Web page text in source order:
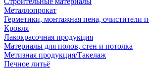
Металлопрокат
Герметики, монтажная пена, очистители
Кровля
Лакокрасочная продукция
Материалы для полов, стен и потолка
Метизная продукция/Такелаж
Печное литьё